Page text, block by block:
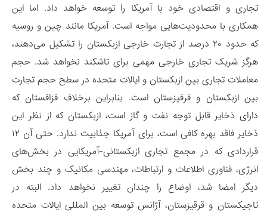
تجاری و اقتصادی خود با آمریکا را توسعه خواهد داد. اما این
همکاری با محدودیت‌هایی مواجه است. آمریکا مانند چین و روسیه
که حدود ۲۰ درصد از تجارت خارجی ازبکستان را تشکیل می‌دهند،
هرگز شریک تجاری خارجی مهمی برای تاشکند نخواهد شد. حجم
معاملات تجاری بین ازبکستان و ایالات متحده در سطح حجم تجارت
بین ازبکستان و قرقیزستان است. بنابراین برخلاف قزاقستان که
دارای ذخایر قابل توجه نفت و گاز است، ازبکستان که از نظر این
ذخایر فاقد بهره کافی است، برای آمریکا جذابیت ندارد. حتی آن ۱۲
قراردادی که در مجمع تجاری ازبکستانی-آمریکایی در بخش‌های
انرژی، فناوری اطلاعات و ارتباطات، مهندسی مکانیک و چند بخش
دیگر امضا شد، اوضاع را چندان تغییر نخواهد داد. البته در
تاجیکستان و قرقیزستان، آژانس توسعه بین المللی ایالات متحده